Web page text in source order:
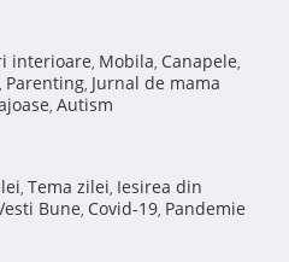
interioare, Mobila, Canapele,
, Parenting, Jurnal de mama
, Autism
, Tema zilei, Iesirea din
Bune, Covid-19, Pandemie